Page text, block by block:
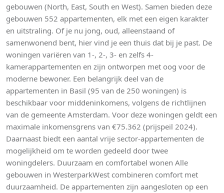
gebouwen (North, East, South en West). Samen bieden deze
gebouwen 552 appartementen, elk met een eigen karakter
en uitstraling. Of je nu jong, oud, alleenstaand of
samenwonend bent, hier vind je een thuis dat bij je past. De
woningen variëren van 1-, 2-, 3- en zelfs 4-
kamerappartementen en zijn ontworpen met oog voor de
moderne bewoner. Een belangrijk deel van de
appartementen in Basil (95 van de 250 woningen) is
beschikbaar voor middeninkomens, volgens de richtlijnen
van de gemeente Amsterdam. Voor deze woningen geldt een
maximale inkomensgrens van €75.362 (prijspeil 2024).
Daarnaast biedt een aantal vrije sector-appartementen de
mogelijkheid om te worden gedeeld door twee
woningdelers. Duurzaam en comfortabel wonen Alle
gebouwen in WesterparkWest combineren comfort met
duurzaamheid. De appartementen zijn aangesloten op een